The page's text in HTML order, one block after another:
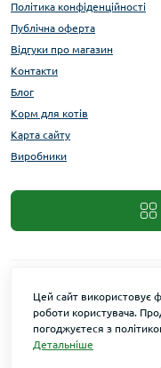
Політика конфіденційності
Публічна оферта
Відгуки про магазин
Контакти
Блог
Корм для котів
Карта сайту
Виробники
Цей сайт використовує
роботи користувача.
погоджуєтеся з
Детальніше